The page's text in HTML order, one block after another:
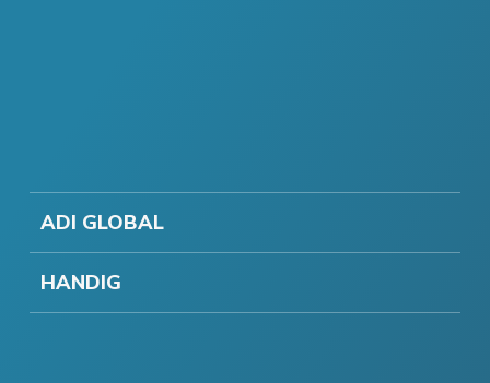
ADI GLOBAL
HANDIG